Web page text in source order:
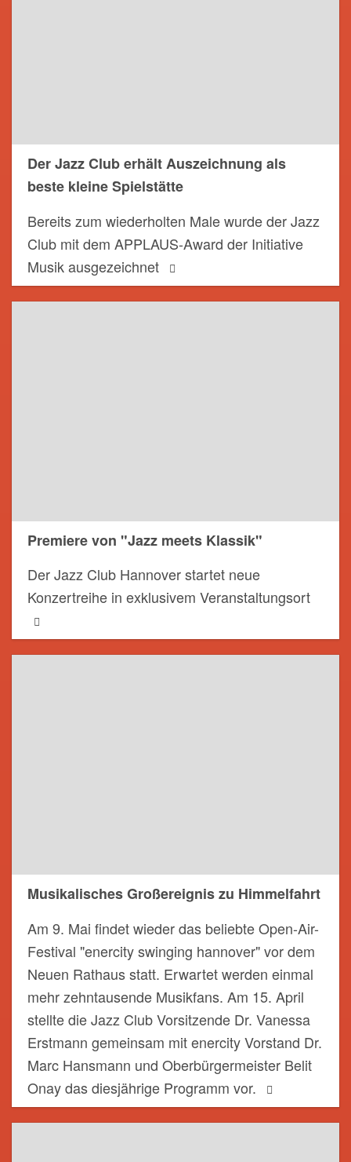
Der Jazz Club erhält Auszeichnung als
beste kleine Spielstätte
Bereits zum wiederholten Male wurde der Jazz
Club mit dem APPLAUS-Award der Initiative
Musik ausgezeichnet
Premiere von "Jazz meets Klassik"
Der Jazz Club Hannover startet neue
Konzertreihe in exklusivem Veranstaltungsort
Musikalisches Großereignis zu Himmelfahrt
Am 9. Mai findet wieder das beliebte Open-Air-
Festival "enercity swinging hannover" vor dem
Neuen Rathaus statt. Erwartet werden einmal
mehr zehntausende Musikfans. Am 15. April
stellte die Jazz Club Vorsitzende Dr. Vanessa
Erstmann gemeinsam mit enercity Vorstand Dr.
Marc Hansmann und Oberbürgermeister Belit
Onay das diesjährige Programm vor.